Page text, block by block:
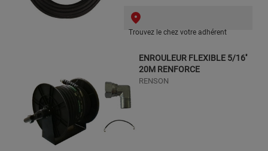
Trouvez le chez votre adhérent
ENROULEUR FLEXIBLE 5/16''
20M RENFORCE
RENSON